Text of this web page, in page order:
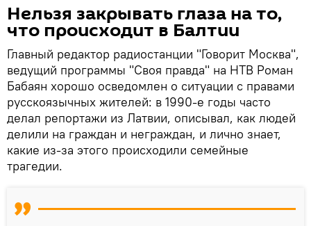
Нельзя закрывать глаза на то,
что происходит в Балтии
Главный редактор радиостанции "Говорит Москва",
ведущий программы "Своя правда" на НТВ Роман
Бабаян хорошо осведомлен о ситуации с правами
русскоязычных жителей: в 1990-е годы часто
делал репортажи из Латвии, описывал, как людей
делили на граждан и неграждан, и лично знает,
какие из-за этого происходили семейные
трагедии.